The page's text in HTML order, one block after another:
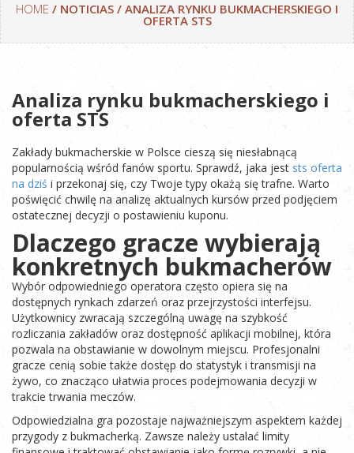
HOME / NOTICIAS / ANALIZA RYNKU BUKMACHERSKIEGO I
OFERTA STS
Analiza rynku bukmacherskiego i
oferta STS
Zakłady bukmacherskie w Polsce cieszą się niesłabnącą
popularnością wśród fanów sportu. Sprawdź, jaka jest sts oferta
na dziś i przekonaj się, czy Twoje typy okażą się trafne. Warto
poświęcić chwilę na analizę aktualnych kursów przed podjęciem
ostatecznej decyzji o postawieniu kuponu.
Dlaczego gracze wybierają
konkretnych bukmacherów
Wybór odpowiedniego operatora często opiera się na
dostępnych rynkach zdarzeń oraz przejrzystości interfejsu.
Użytkownicy zwracają szczególną uwagę na szybkość
rozliczania zakładów oraz dostępność aplikacji mobilnej, która
pozwala na obstawianie w dowolnym miejscu. Profesjonalni
gracze cenią sobie także dostęp do statystyk i transmisji na
żywo, co znacząco ułatwia proces podejmowania decyzji w
trakcie trwania meczów.
Odpowiedzialna gra pozostaje najważniejszym aspektem każdej
przygody z bukmacherką. Zawsze należy ustalać limity